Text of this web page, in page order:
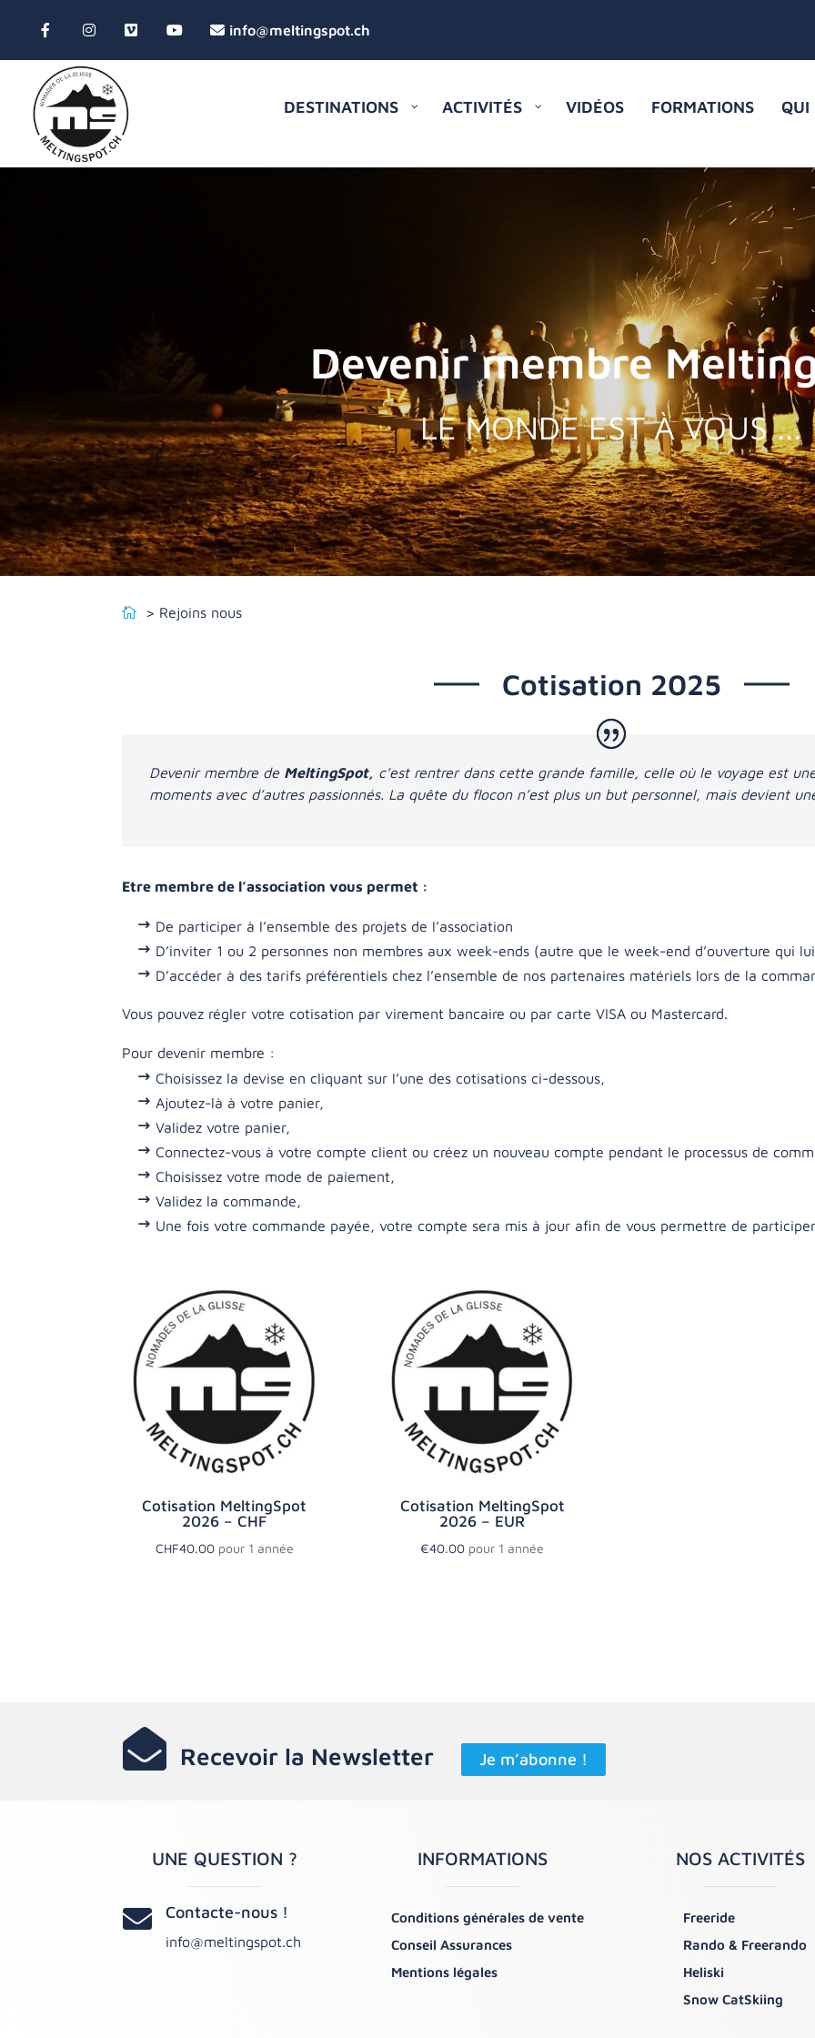
DESTINATIONS ACTIVITÉS VIDÉOS FORMATIONS QUI
Devenir membre
LE MONDE EST À VOUS ...
Rejoins nous
Cotisation 2025
Devenir membre de MeltingSpot, c’est rentrer dans cette grande famille, celle où le voyage est
moments avec d’autres passionnés. La quête du flocon n’est plus un but personnel, mais devient
Etre membre de l’association vous permet :
De participer à l’ensemble des projets de l’association
D’inviter 1 ou 2 personnes non membres aux week-ends (autre que le week-end d’ouverture qui
D’accéder à des tarifs préférentiels chez l’ensemble de nos partenaires matériels lors de la
Vous pouvez régler votre cotisation par virement bancaire ou par carte VISA ou Mastercard.
Pour devenir membre :
Choisissez la devise en cliquant sur l’une des cotisations ci-dessous,
Ajoutez-là à votre panier,
Validez votre panier,
Connectez-vous à votre compte client ou créez un nouveau compte pendant le processus de
Choisissez votre mode de paiement,
Validez la commande,
Une fois votre commande payée, votre compte sera mis à jour afin de vous permettre de
Cotisation MeltingSpot
2026 – CHF
CHF40.00 pour 1 année
Cotisation MeltingSpot
2026 – EUR
€40.00 pour 1 année
 Recevoir la Newsletter Je m’abonne !
UNE QUESTION ?
 Contacte-nous !
info@meltingspot.ch
INFORMATIONS
Conditions générales de vente
Conseil Assurances
Mentions légales
NOS ACTIVITÉS
Freeride
Rando & Freerando
Heliski
Snow CatSkiing